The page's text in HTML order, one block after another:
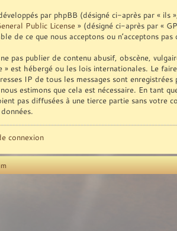
par phpBB (désigné ci-après par « ils
Public License » (désigné ci-après par «
de ce que nous acceptons ou n’acceptons
pas publier de contenu abusif, obscène,
» est hébergé ou les lois internationales. Le
IP de tous les messages sont
estimons que cela est nécessaire. En tant
pas diffusées à une tierce partie sans votre
connexion